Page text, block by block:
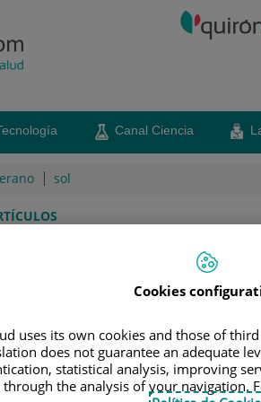
Canal Ciencia
sol
a la delincuencia,
el acoso, cómo actuar y evitar que
Compartir 24
Cookies
uses its own cookies and those of
does not guarantee an adequate
statistical analysis, improving
the analysis of your navigation.